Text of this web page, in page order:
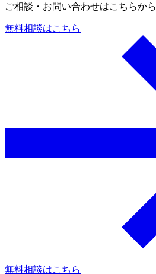
ご相談・お問い合わせはこちらから
無料相談はこちら
無料相談はこちら